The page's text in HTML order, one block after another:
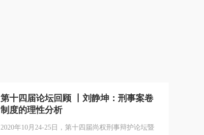
第十四届论坛回顾 丨刘静坤：刑事案卷
制度的理性分析
2020年10月24-25日，第十四届尚权刑事辩护论坛暨